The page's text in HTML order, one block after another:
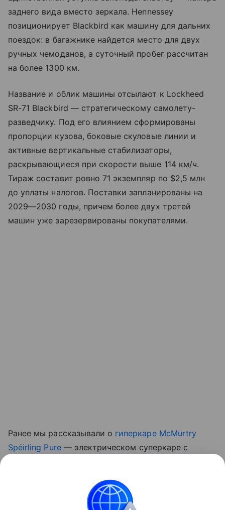
заднего вида вместо зеркала. Hennessey
позиционирует Blackbird как машину для дальних
поездок: в багажнике найдется место для двух
ручных чемоданов, а суточный пробег рассчитан
на более 1300 км.
Название и облик машины отсылают к Lockheed
SR-71 Blackbird — стратегическому самолету-
разведчику. Под его влиянием сформированы
пропорции кузова, боковые скуловые линии и
активные вертикальные стабилизаторы,
раскрывающиеся при скорости выше 114 км/ч.
Тираж составит ровно 71 экземпляр по $2,5 млн
до уплаты налогов. Поставки запланированы на
2029—2030 годы, причем более двух третей
машин уже зарезервированы покупателями.
Ранее мы рассказывали о гиперкаре McMurtry
Spéirling Pure— электрическом суперкаре с